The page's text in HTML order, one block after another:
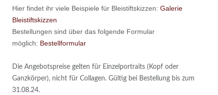
Hier findet ihr viele Beispiele für Bleistiftskizzen: Galerie
Bleistiftskizzen
Bestellungen sind über das folgende Formular
möglich: Bestellformular
Die Angebotspreise gelten für Einzelportraits (Kopf oder
Ganzkörper), nicht für Collagen. Gültig bei Bestellung bis zum
31.08.24.